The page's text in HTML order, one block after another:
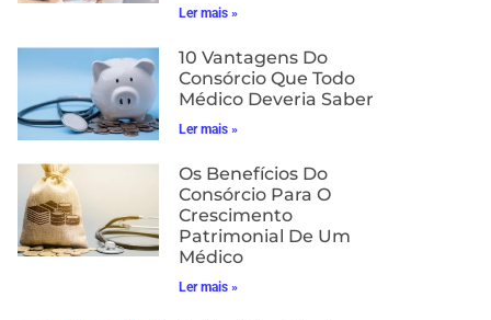
Ler mais »
10 Vantagens Do
Consórcio Que Todo
Médico Deveria Saber
Ler mais »
Os Benefícios Do
Consórcio Para O
Crescimento
Patrimonial De Um
Médico
Ler mais »